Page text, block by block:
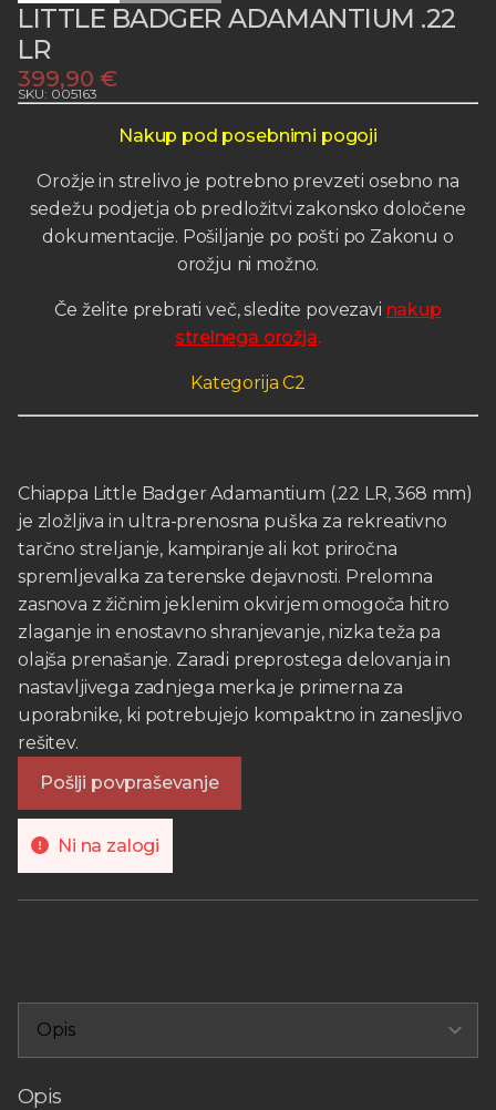
LITTLE BADGER ADAMANTIUM .22
LR
399,90 €
SKU: 005163
Nakup pod posebnimi pogoji
Orožje in strelivo je potrebno prevzeti osebno na
sedežu podjetja ob predložitvi zakonsko določene
dokumentacije. Pošiljanje po pošti po Zakonu o
orožju ni možno.
Če želite prebrati več, sledite povezavi nakup
strelnega orožja.
Kategorija C2
Chiappa Little Badger Adamantium (.22 LR, 368 mm)
je zložljiva in ultra-prenosna puška za rekreativno
tarčno streljanje, kampiranje ali kot priročna
spremljevalka za terenske dejavnosti. Prelomna
zasnova z žičnim jeklenim okvirjem omogoča hitro
zlaganje in enostavno shranjevanje, nizka teža pa
olajša prenašanje. Zaradi preprostega delovanja in
nastavljivega zadnjega merka je primerna za
uporabnike, ki potrebujejo kompaktno in zanesljivo
rešitev.
Pošlji povpraševanje
Ni na zalogi
Opis